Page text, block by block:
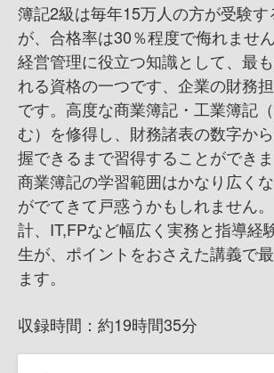
簿記2級は毎年15万人の方が受験
が、合格率は30％程度で侮れませ
経営管理に役立つ知識として、最
れる資格の一つです、企業の財務
です。高度な商業簿記・工業簿記
む）を修得し、財務諸表の数字か
握できるまで習得することができ
商業簿記の学習範囲はかなり広く
がでてきて戸惑うかもしれません
計、IT,FPなど幅広く実務と指導経
生が、ポイントをおさえた講義で
ます。
収録時間：約19時間35分